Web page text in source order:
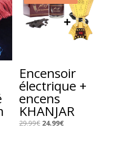
Encensoir
électrique +
encens
KHANJAR
29.99€ Le
24.99€Le